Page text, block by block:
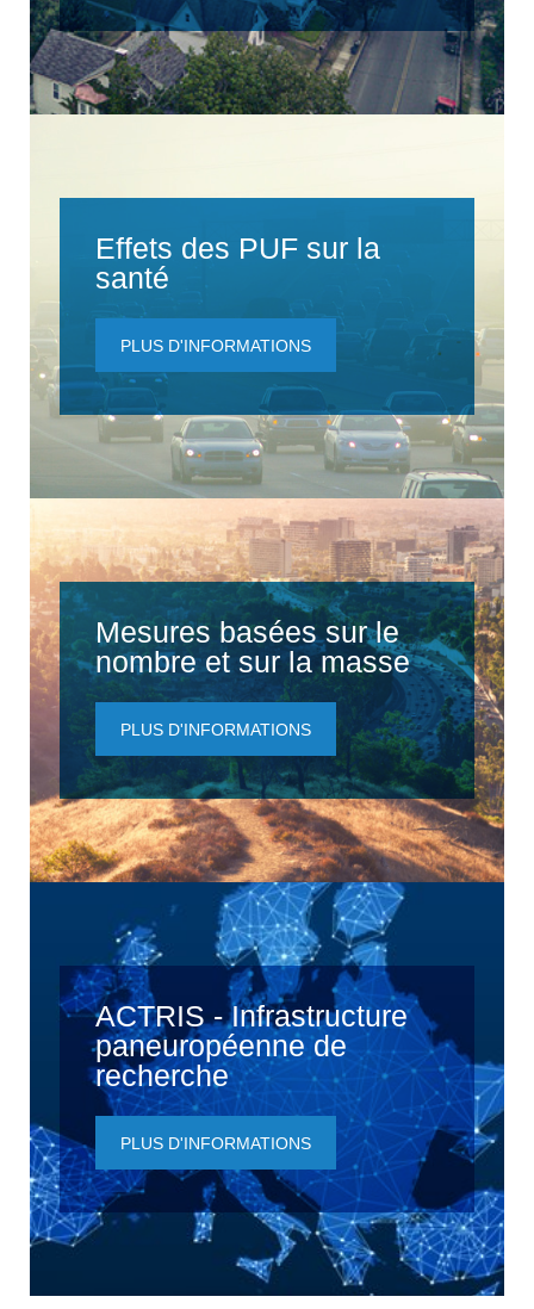
Effets des PUF sur la
santé
PLUS D'INFORMATIONS
Mesures basées sur le
nombre et sur la masse
PLUS D'INFORMATIONS
ACTRIS - Infrastructure
paneuropéenne de
recherche
PLUS D'INFORMATIONS